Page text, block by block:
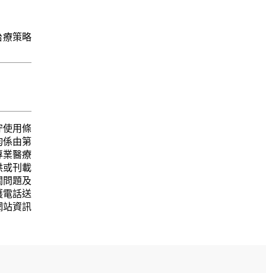
療策略
使用條
由第
醫療
刊載
題及
話送
資訊